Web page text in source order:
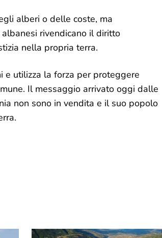
alberi o delle coste, ma
rivendicano il diritto
nella propria terra.
utilizza la forza per proteggere
Il messaggio arrivato oggi dalle
non sono in vendita e il suo popolo